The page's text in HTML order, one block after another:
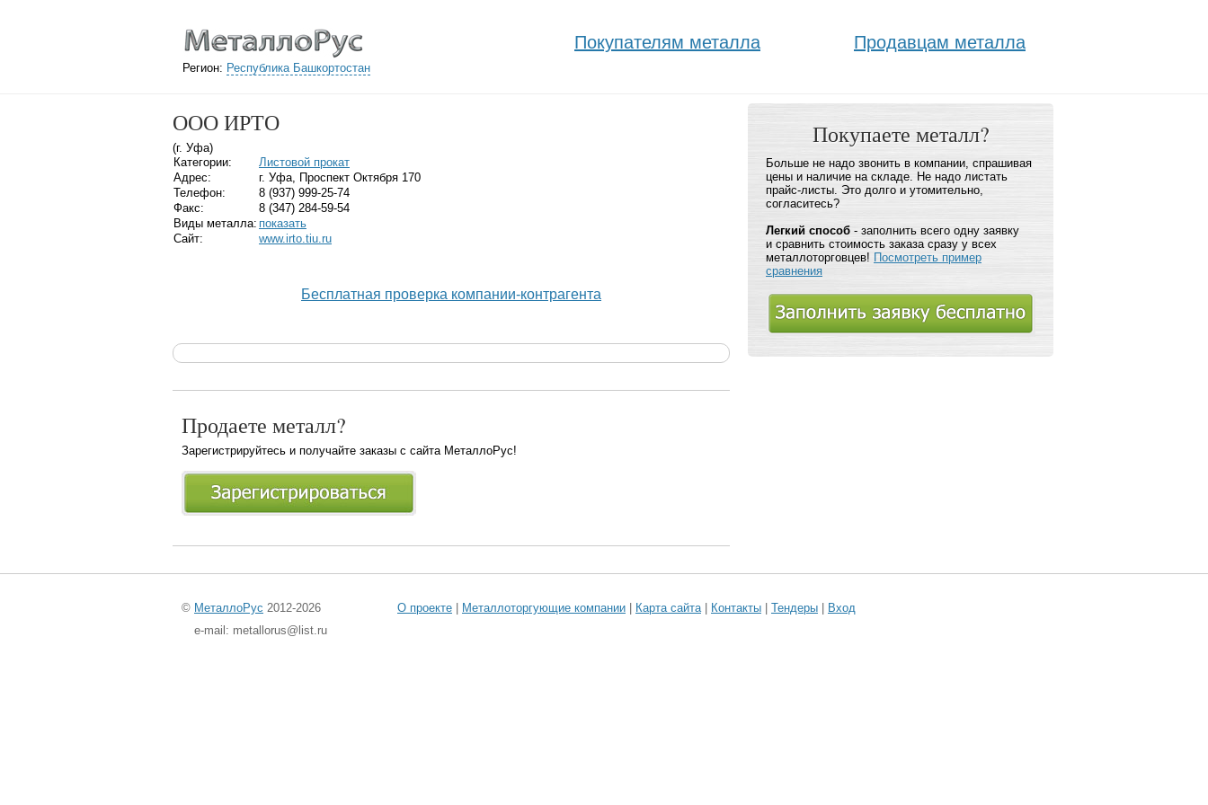
Регион: Республика Башкортостан
Покупателям металла Продавцам металла
ООО ИРТО
(г. Уфа)
Категории:
Листовой прокат
Адрес:
г. Уфа, Проспект Октября 170
Телефон:
8 (937) 999-25-74
Факс:
8 (347) 284-59-54
Виды металла: показать
Сайт:
www.irto.tiu.ru
Бесплатная проверка компании-контрагента
Продаете металл?
Зарегистрируйтесь и получайте заказы с сайта МеталлоРус!
Покупаете металл?
Больше не надо звонить в компании, спрашивая
цены и наличие на складе. Не надо листать
прайс-листы. Это долго и утомительно,
согласитесь?
Легкий способ - заполнить всего одну заявку
и сравнить стоимость заказа сразу у всех
металлоторговцев! Посмотреть пример
сравнения
© МеталлоРус 2012-2026 О проекте Металлоторгующие компании Карта сайта| Контакты Тендеры
Вход
e-mail: metallorus@list.ru